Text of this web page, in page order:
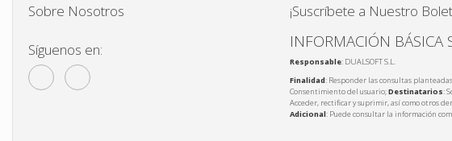
Sobre Nosotros
Síguenos en:
¡Suscríbete a Nuestro
INFORMACIÓN BÁSICA
Responsable: DUALSOFT S.L.
Finalidad: Responder las consultas
Consentimiento del usuario;Destinatarios:
Acceder, rectificar y suprimir, así como otros
Adicional: Puede consultar la información